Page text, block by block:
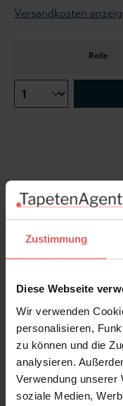
Zustimmung
Diese Webseite
Wir verwenden
personalisieren,
zu können und die
analysieren.
Verwendung unserer
soziale Medien,
Versandkosten
Rolle
Die Waldtapete
dichtes Dessin aus
verzweigten
dem Design eine
unterstreichen die
Anmutung. So
Wandgestaltung
grafisch-
skandinavisch